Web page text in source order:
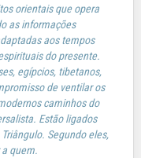
orientais que opera
as informações
aos tempos
do presente.
egípcios, tibetanos,
de ventilar os
caminhos do
Estão ligados
Segundo eles,
quem.